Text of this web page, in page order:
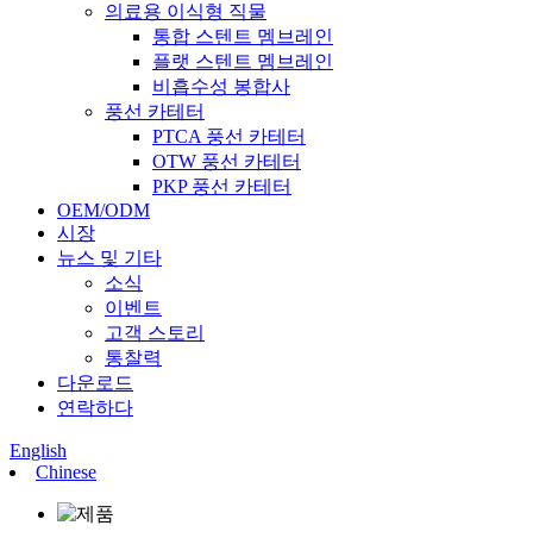
의료용 이식형 직물
통합 스텐트 멤브레인
플랫 스텐트 멤브레인
비흡수성 봉합사
풍선 카테터
PTCA 풍선 카테터
OTW 풍선 카테터
PKP 풍선 카테터
OEM/ODM
시장
뉴스 및 기타
소식
이벤트
고객 스토리
통찰력
다운로드
연락하다
English
Chinese